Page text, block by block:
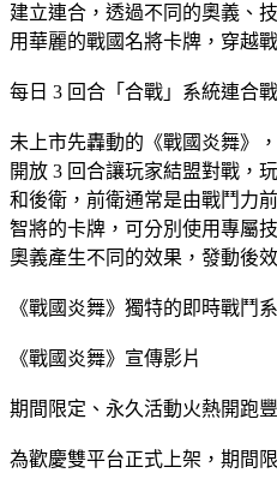
建立連合，透過不同的奧義、
用華麗的戰國名將卡牌，穿越
每日 3 回合「合戰」系統連合
未上市先轟動的《戰國炎舞》
開放 3 回合讓玩家結盟對戰，
和後衛，前衛通常是由戰鬥力
智將的卡牌，可分別使用專屬
奧義產生不同的效果，發動後
《戰國炎舞》獨特的即時戰鬥
《戰國炎舞》宣傳影片
期間限定、永久活動火熱開跑
為歡慶雙平台正式上架，期間